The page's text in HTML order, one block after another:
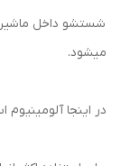
شستشو داخل
میشود.
در اینجا